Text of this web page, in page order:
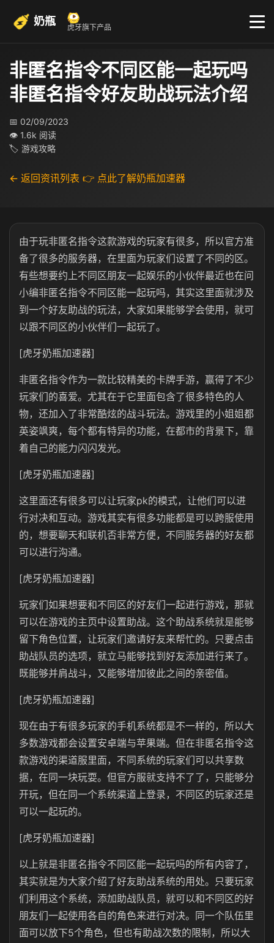
奶瓶 虎牙旗下产品
非匿名指令不同区能一起玩吗
非匿名指令好友助战玩法介绍
📅 02/09/2023
👁 1.6k 阅读
🏷 游戏攻略
← 返回资讯列表 👉 点此了解奶瓶加速器
由于玩非匿名指令这款游戏的玩家有很多，所以官方准
备了很多的服务器，在里面为玩家们设置了不同的区。
有些想要约上不同区朋友一起娱乐的小伙伴最近也在问
小编非匿名指令不同区能一起玩吗，其实这里面就涉及
到一个好友助战的玩法，大家如果能够学会使用，就可
以跟不同区的小伙伴们一起玩了。
[虎牙奶瓶加速器]
非匿名指令作为一款比较精美的卡牌手游，赢得了不少
玩家们的喜爱。尤其在于它里面包含了很多特色的人
物，还加入了非常酷炫的战斗玩法。游戏里的小姐姐都
英姿飒爽，每个都有特异的功能，在都市的背景下，靠
着自己的能力闪闪发光。
[虎牙奶瓶加速器]
这里面还有很多可以让玩家pk的模式，让他们可以进
行对决和互动。游戏其实有很多功能都是可以跨服使用
的，想要聊天和联机否非常方便，不同服务器的好友都
可以进行沟通。
[虎牙奶瓶加速器]
玩家们如果想要和不同区的好友们一起进行游戏，那就
可以在游戏的主页中设置助战。这个助战系统就是能够
留下角色位置，让玩家们邀请好友来帮忙的。只要点击
助战队员的选项，就立马能够找到好友添加进行来了。
既能够并肩战斗，又能够增加彼此之间的亲密值。
[虎牙奶瓶加速器]
现在由于有很多玩家的手机系统都是不一样的，所以大
多数游戏都会设置安卓端与苹果端。但在非匿名指令这
款游戏的渠道服里面，不同系统的玩家们可以共享数
据，在同一块玩耍。但官方服就支持不了了，只能够分
开玩，但在同一个系统渠道上登录，不同区的玩家还是
可以一起玩的。
[虎牙奶瓶加速器]
以上就是非匿名指令不同区能一起玩吗的所有内容了，
其实就是为大家介绍了好友助战系统的用处。只要玩家
们利用这个系统，添加助战队员，就可以和不同区的好
朋友们一起使用各自的角色来进行对决。同一个队伍里
面可以放下5个角色，但也有助战次数的限制，所以大